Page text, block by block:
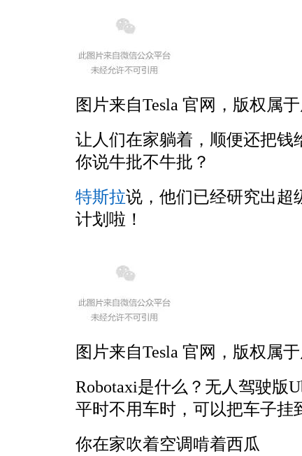
图片来自Tesla 官网，版权属
让人们在家躺着，顺便还把钱
你说牛批不牛批？
特斯拉说，他们已经研究出超
计划啦！
图片来自Tesla 官网，版权属
Robotaxi是什么？无人驾驶版
平时不用车时，可以把车子挂
你在家吹着空调啃着西瓜